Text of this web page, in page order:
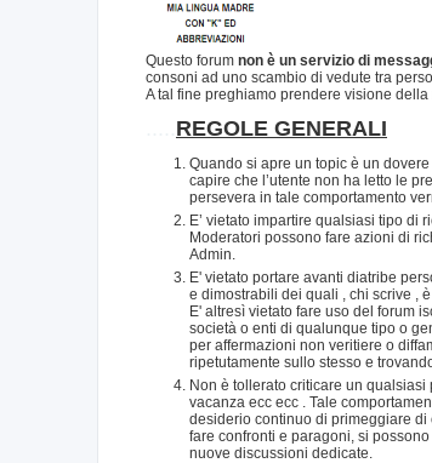
Questo forum non è un servizio di
consoni ad uno scambio di vedute tra
A tal fine preghiamo prendere visione della
REGOLE GENERALI
Quando si apre un topic è un
capire che l’utente non ha letto le
persevera in tale comportamento
E’ vietato impartire qualsiasi tipo di
Moderatori possono fare azioni di
Admin.
E' vietato portare avanti diatribe
e dimostrabili dei quali , chi scrive ,
E' altresì vietato fare uso del forum
società o enti di qualunque tipo o
per affermazioni non veritiere o
ripetutamente sullo stesso e
Non è tollerato criticare un
vacanza ecc ecc . Tale
desiderio continuo di primeggiare
fare confronti e paragoni, si
nuove discussioni dedicate.